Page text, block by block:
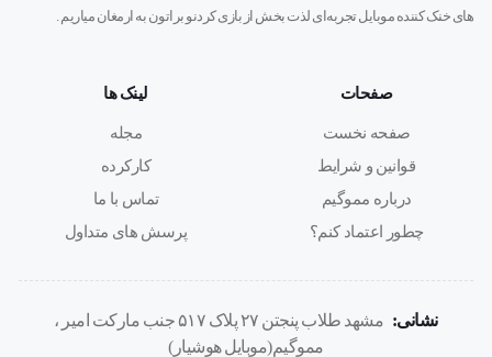
های خنک کننده موبایل تجربه‌ای لذت بخش از بازی کردنو براتون به ارمغان میاریم .
صفحات
صفحه نخست
قوانین و شرایط
درباره مموگیم
چطور اعتماد کنم؟
لینک ها
مجله
کارکرده
تماس با ما
پرسش های متداول
نشانی:
مشهد طلاب پنجتن ۲۷ پلاک ۵۱۷ جنب مارکت امیر ،
مموگیم(موبایل هوشیار)